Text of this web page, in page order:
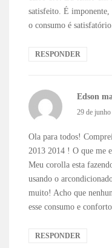
satisfeito. É
o consumo é
RESPONDER
Edson
29 de
Ola para todos!
2013 2014 ! O que me
Meu corolla esta
usando o
muito! Acho que
esse consumo e
RESPONDER